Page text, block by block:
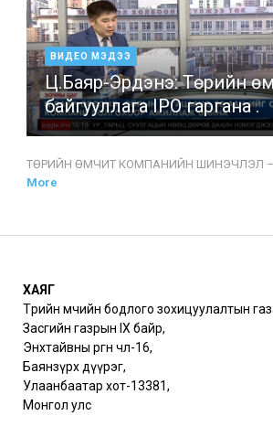
ВИДЕО МЭДЭЭ
Ц.Баяр-Эрдэнэ: Төрийн
байгууллага IPO гаргана .
ТӨРИЙН ӨМЧИТ КОМПАНИЙН ШИНЭЧЛЭЛ –
More
ХАЯГ
Төрийн өмчийн бодлого зохицуулалтын
Засгийн газрын IX байр,
Энхтайвны өргөн чөлөө-16,
Баянзүрх дүүрэг,
Улаанбаатар хот-13381,
Монгол улс